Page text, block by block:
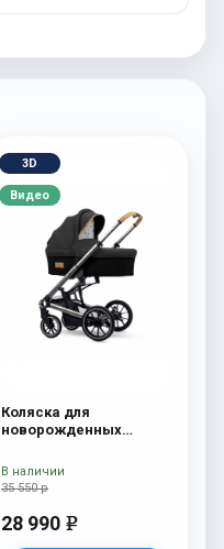
3D
Видео
Коляска для
новорожденных
35 550 р
28 990 e
В наличии